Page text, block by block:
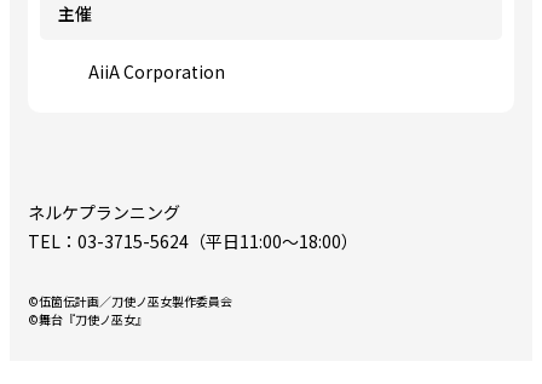
主催
AiiA Corporation
ネルケプランニング
TEL：03-3715-5624（平日11:00～18:00）
©伍箇伝計画／刀使ノ巫女製作委員会
©舞台『刀使ノ巫女』